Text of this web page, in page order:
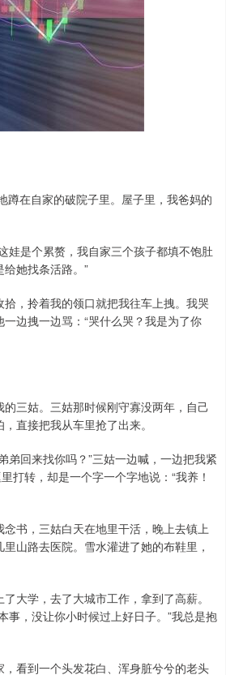
蹲在自家的破院子里。屋子里，我爸妈的
娃是个累赘，我自家三个孩子都填不饱肚
她找条活路。”
，拎着我的领口就把我往车上拽。我哭
边拽一边骂：“哭什么哭？我是为了你
三姑。三姑那时候刚守寡没两年，自己
直接把我从车里抢了出来。
回来找你吗？”三姑一边喊，一边把我紧
打转，却是一个字一个字地说：“我养！
书，三姑白天在地里干活，晚上去镇上
山路去医院。雪水灌进了她的布鞋里，
大学，去了大城市工作，拿到了高薪。
事，没让你小时候过上好日子。”我总是抱
看到一个头发花白、浑身脏兮兮的老头
4629.12 -29.04